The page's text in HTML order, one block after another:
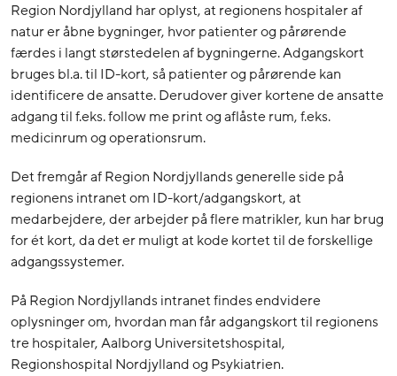
Region Nordjylland har oplyst, at regionens hospitaler af
natur er åbne bygninger, hvor patienter og pårørende
færdes i langt størstedelen af bygningerne. Adgangskort
bruges bl.a. til ID-kort, så patienter og pårørende kan
identificere de ansatte. Derudover giver kortene de ansatte
adgang til f.eks. follow me print og aflåste rum, f.eks.
medicinrum og operationsrum.
Det fremgår af Region Nordjyllands generelle side på
regionens intranet om ID-kort/adgangskort, at
medarbejdere, der arbejder på flere matrikler, kun har brug
for ét kort, da det er muligt at kode kortet til de forskellige
adgangssystemer.
På Region Nordjyllands intranet findes endvidere
oplysninger om, hvordan man får adgangskort til regionens
tre hospitaler, Aalborg Universitetshospital,
Regionshospital Nordjylland og Psykiatrien.